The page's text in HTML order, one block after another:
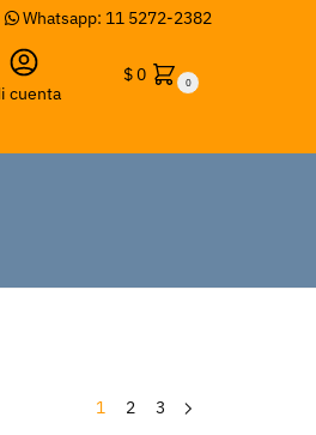
Whatsapp: 11 5272-2382
cuenta
$0 0
1 2 3